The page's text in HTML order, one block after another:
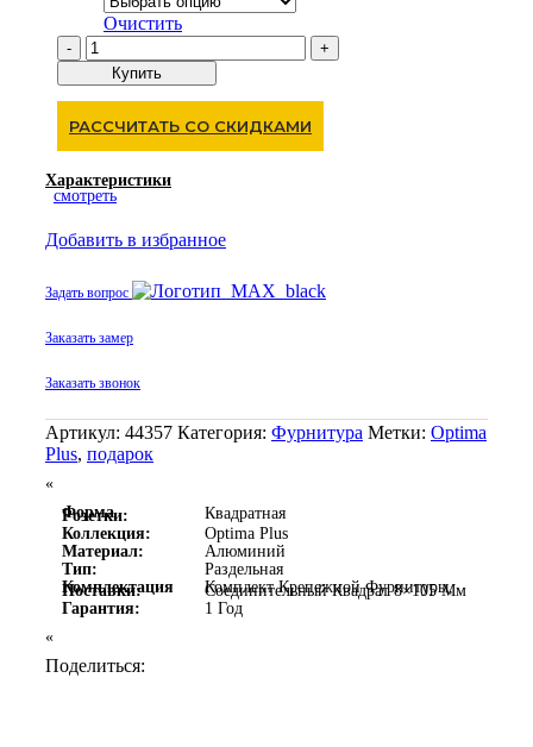
Очистить
Количество
товара
Ручка
plus
(OPTIMA
plus
JK)
Купить
РАССЧИТАТЬ СО СКИДКАМИ
Характеристики
смотреть
Добавить в избранное
Задать вопрос
Заказать замер
Заказать звонок
Артикул: 44357 Категория: Фурнитура Метки: Optima
Plus, подарок
«
Форма
Розетки:
Квадратная
Коллекция:
Optima Plus
Материал:
Алюминий
Тип:
Раздельная
Комплектация
Поставки: Комплект Крепежной Фурнитуры,
Соединительный Квадрат 8×105 Мм
Гарантия:
1 Год
«
Поделиться: